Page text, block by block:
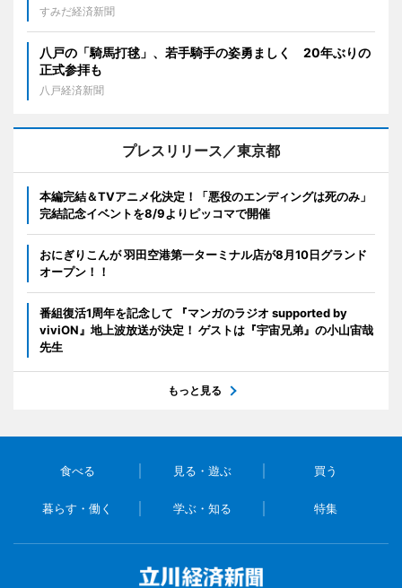
すみだ経済新聞
八戸の「騎馬打毬」、若手騎手の姿勇ましく 20年ぶりの
正式参拝も
八戸経済新聞
プレスリリース／東京都
本編完結＆TVアニメ化決定！「悪役のエンディングは死のみ」
完結記念イベントを8/9よりピッコマで開催
おにぎりこんが 羽田空港第一ターミナル店が8月10日グランド
オープン！！
番組復活1周年を記念して 『マンガのラジオ supported by
viviON』地上波放送が決定！ ゲストは『宇宙兄弟』の小山宙哉
先生
もっと見る
食べる 見る・遊ぶ 買う
暮らす・働く 学ぶ・知る 特集